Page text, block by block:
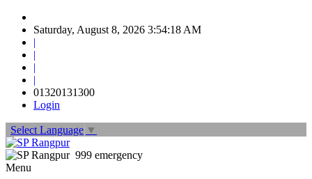
Saturday, August 8, 2026 3:54:18 AM
|
|
|
|
01320131300
Login
Select Language ▼
999 emergency
Menu